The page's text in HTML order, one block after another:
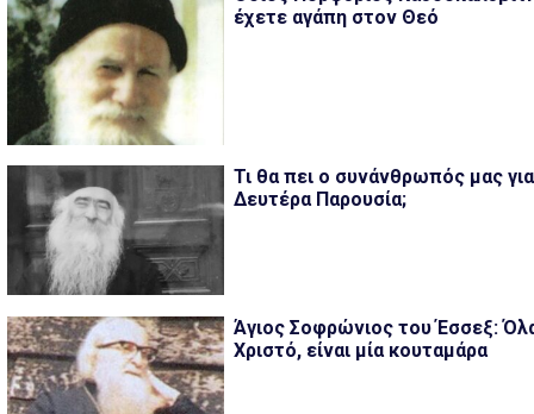
έχετε αγάπη στον Θεό
Τι θα πει ο συνάνθρωπός μας
Δευτέρα Παρουσία;
Άγιος Σοφρώνιος του Έσσεξ:
Χριστό, είναι μία κουταμάρα